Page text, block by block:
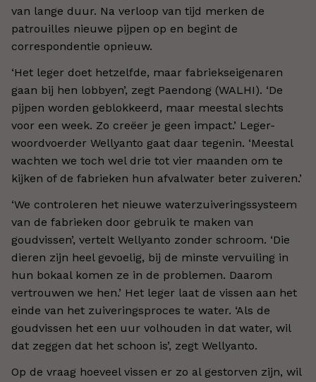
van lange duur. Na verloop van tijd merken de
patrouilles nieuwe pijpen op en begint de
correspondentie opnieuw.
‘Het leger doet hetzelfde, maar fabriekseigenaren
gaan bij hen lobbyen’, zegt Paendong (WALHI). ‘De
pijpen worden geblokkeerd, maar meestal slechts
voor een week. Zo creëer je geen impact.’ Leger-
woordvoerder Wellyanto gaat daar tegenin. ‘Meestal
wachten we toch wel drie tot vier maanden om te
kijken of de fabrieken hun afvalwater beter zuiveren.’
‘We controleren het nieuwe waterzuiveringssysteem
van de fabrieken door gebruik te maken van
goudvissen’, vertelt Wellyanto zonder schroom. ‘Die
dieren zijn heel gevoelig, bij de minste vervuiling in
hun bokaal komen ze in de problemen. Daarom
vertrouwen we hen.’ Het leger laat de vissen aan het
einde van het zuiveringsproces te water. ‘Als de
goudvissen het een uur volhouden in dat water, wil
dat zeggen dat het schoon is’, zegt Wellyanto.
Op de vraag hoeveel vissen er zo al gestorven zijn, wil